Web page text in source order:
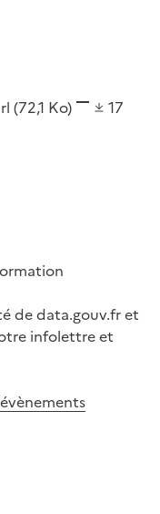
(72,1 Ko)
17
de data.gouv.fr et
infolettre et